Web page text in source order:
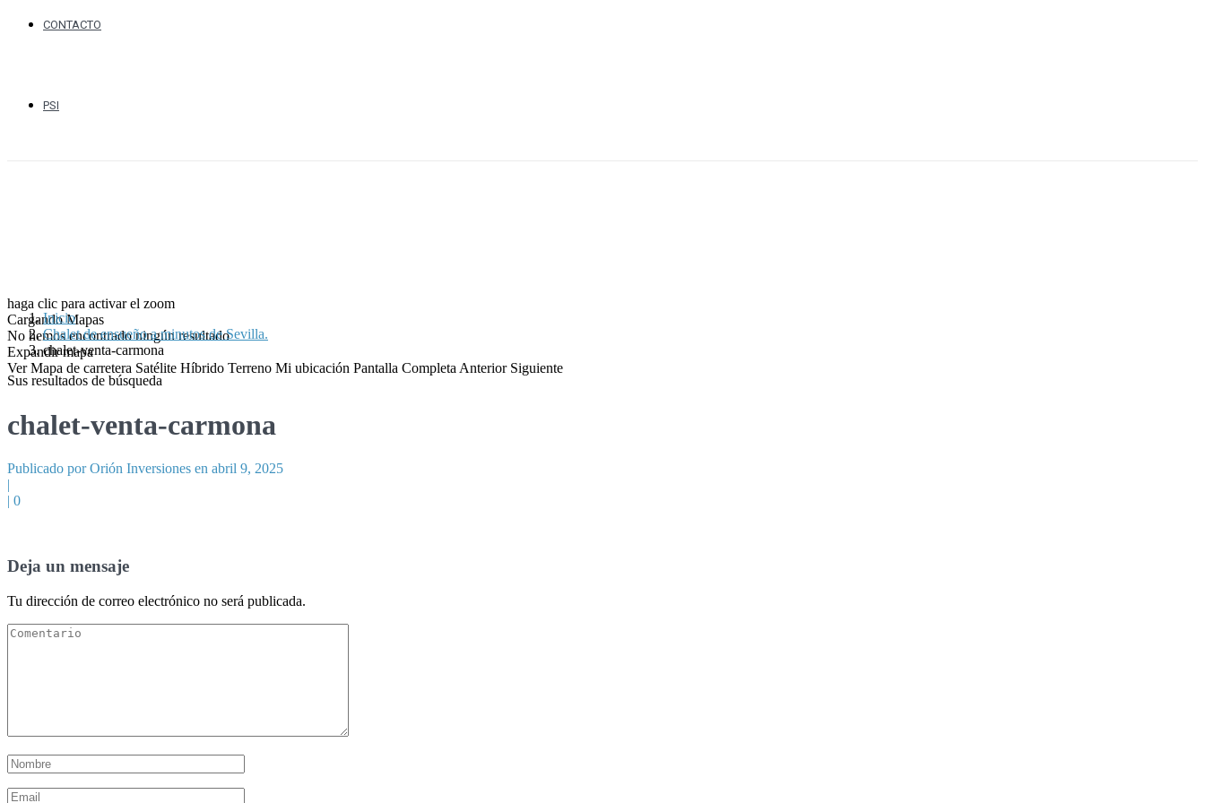
CONTACTO
PSI
haga clic para activar el zoom
Cargando Mapas
No hemos encontrado ningún resultado
Expandir mapa
Ver Mapa de carretera Satélite Híbrido Terreno Mi ubicación Pantalla Completa Anterior Siguiente
Inicio
Chalet de ensueño a minutos de Sevilla.
chalet-venta-carmona
Sus resultados de búsqueda
chalet-venta-carmona
Publicado por Orión Inversiones en abril 9, 2025
|
| 0
Deja un mensaje
Tu dirección de correo electrónico no será publicada.